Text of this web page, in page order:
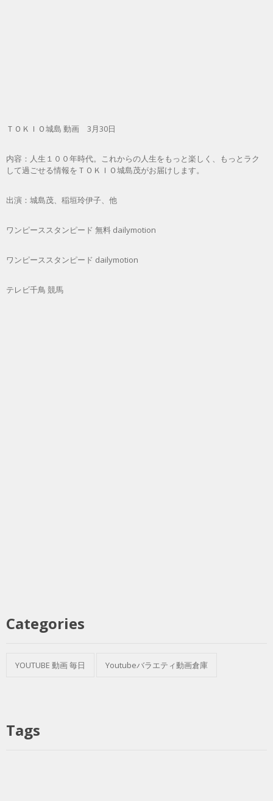
ＴＯＫＩＯ城島 動画 3月30日
内容：人生１００年時代。これからの人生をもっと楽しく、もっとラク
して過ごせる情報をＴＯＫＩＯ城島茂がお届けします。
出演：城島茂、稲垣玲伊子、他
ワンピーススタンピード 無料 dailymotion
ワンピーススタンピード dailymotion
テレビ千鳥 競馬
Categories
YOUTUBE 動画 毎日 Youtubeバラエティ動画倉庫
Tags